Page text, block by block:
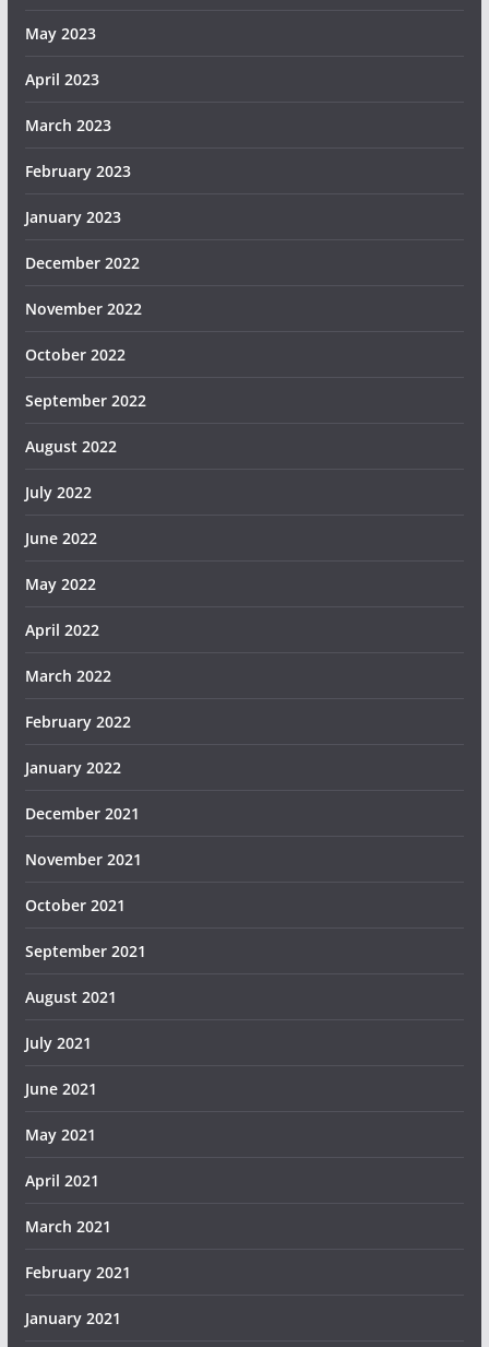
May 2023
April 2023
March 2023
February 2023
January 2023
December 2022
November 2022
October 2022
September 2022
August 2022
July 2022
June 2022
May 2022
April 2022
March 2022
February 2022
January 2022
December 2021
November 2021
October 2021
September 2021
August 2021
July 2021
June 2021
May 2021
April 2021
March 2021
February 2021
January 2021